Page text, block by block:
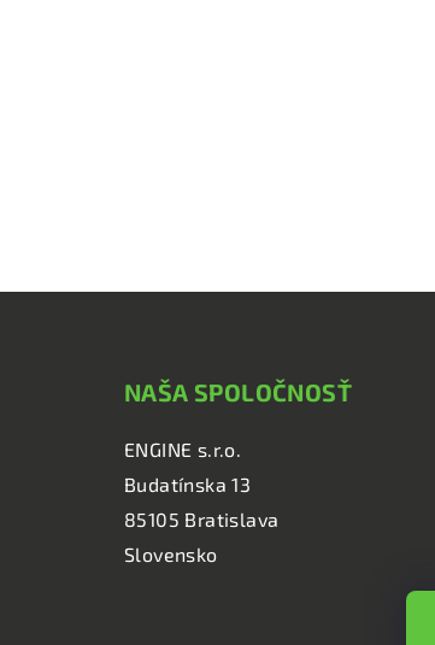
NAŠA SPOLOČNOSŤ
ENGINE s.r.o.
Budatínska 13
85105 Bratislava
Slovensko